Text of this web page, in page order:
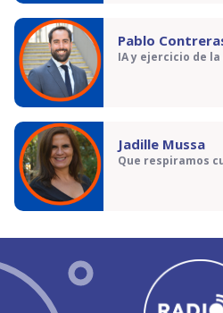
Pablo
IA y ejercicio de
Jadille Mussa
Que respiramos